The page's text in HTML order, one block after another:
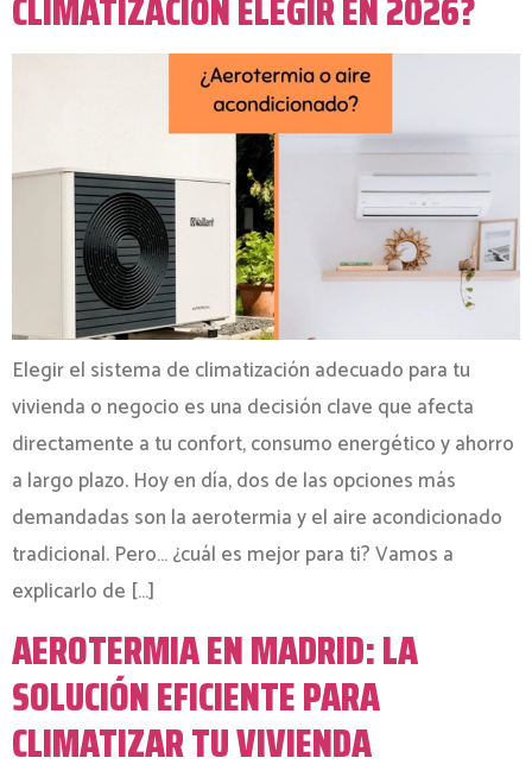
Elegir el sistema de climatización adecuado para tu
vivienda o negocio es una decisión clave que afecta
directamente a tu confort, consumo energético y ahorro
a largo plazo. Hoy en día, dos de las opciones más
demandadas son la aerotermia y el aire acondicionado
tradicional. Pero… ¿cuál es mejor para ti? Vamos a
explicarlo de […]
AEROTERMIA EN MADRID: LA
SOLUCIÓN EFICIENTE PARA
CLIMATIZAR TU VIVIENDA